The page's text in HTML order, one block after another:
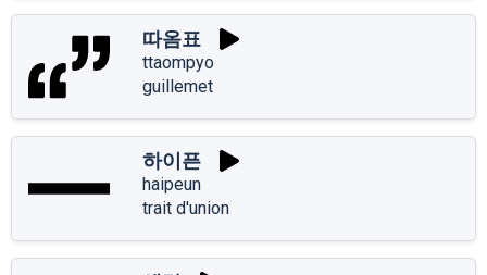
따옴표
ttaompyo
guillemet
하이픈
haipeun
trait d'union